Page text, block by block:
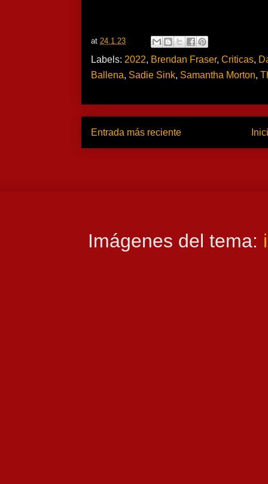
at 24.1.23
Labels: 2022, Brendan Fraser, Criticas,
Ballena, Sadie Sink, Samantha Morton,
Entrada más reciente
Imágenes del tema: